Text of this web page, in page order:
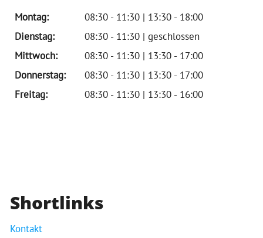
Montag:
08:30 - 11:30 | 13:30 - 18:00
Dienstag:
08:30 - 11:30 | geschlossen
Mittwoch:
08:30 - 11:30 | 13:30 - 17:00
Donnerstag:
08:30 - 11:30 | 13:30 - 17:00
Freitag:
08:30 - 11:30 | 13:30 - 16:00
Shortlinks
Kontakt